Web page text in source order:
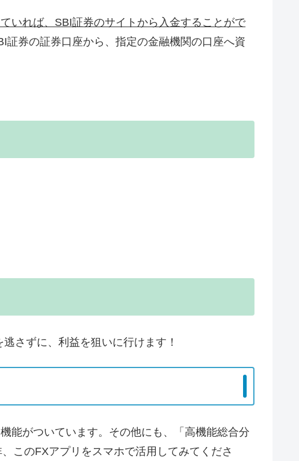
いれば、SBI証券のサイトから入金することがで
証券の証券口座から、指定の金融機関の口座へ資
さずに、利益を狙いに行けます！
能がついています。その他にも、「高機能総合分
このFXアプリをスマホで活用してみてくださ